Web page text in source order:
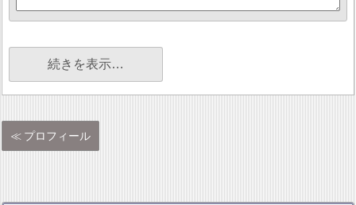
続きを表示…
プロフィール